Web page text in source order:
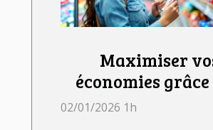
Maximiser
économies
bons de
02/01/2026 1h